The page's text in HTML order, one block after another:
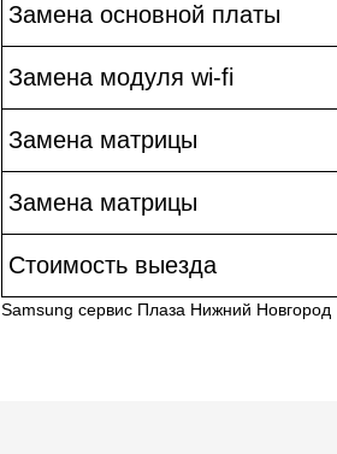
Замена основной платы
Замена модуля wi-fi
Замена матрицы
Замена матрицы
Стоимость выезда
Samsung сервис Плаза Нижний Новгород